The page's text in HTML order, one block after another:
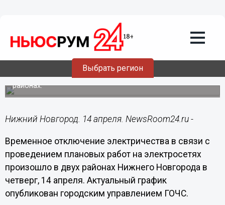
Выбрать регион
Жители семи домов в Нижнем
Новгороде остались без света 14
апреля
Плановые работы на системах ЖКХ проходят в двух
районах.
Нижний Новгород. 14 апреля. NewsRoom24.ru -
Временное отключение электричества в связи с
проведением плановых работ на электросетях
произошло в двух районах Нижнего Новгорода в
четверг, 14 апреля. Актуальный график
опубликован городским управлением ГОЧС.